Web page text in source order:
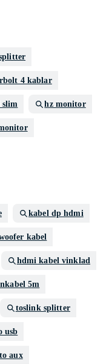
4 kablar
slim hz monitor
kabel dp hdmi
kabel
hdmi kabel vinklad
5m
toslink splitter
usb
aux